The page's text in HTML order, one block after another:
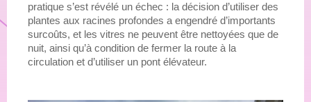
pratique s’est révélé un échec : la décision d’utiliser des
plantes aux racines profondes a engendré d’importants
surcoûts, et les vitres ne peuvent être nettoyées que de
nuit, ainsi qu’à condition de fermer la route à la
circulation et d’utiliser un pont élévateur.